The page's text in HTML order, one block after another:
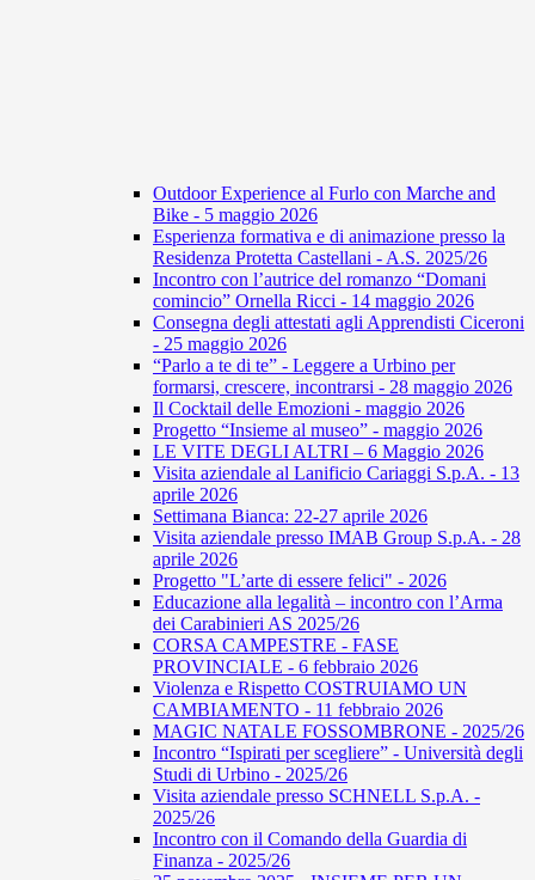
Outdoor Experience al Furlo con Marche and
Bike - 5 maggio 2026
Esperienza formativa e di animazione presso la
Residenza Protetta Castellani - A.S. 2025/26
Incontro con l’autrice del romanzo “Domani
comincio” Ornella Ricci - 14 maggio 2026
Consegna degli attestati agli Apprendisti Ciceroni
- 25 maggio 2026
“Parlo a te di te” - Leggere a Urbino per
formarsi, crescere, incontrarsi - 28 maggio 2026
Il Cocktail delle Emozioni - maggio 2026
Progetto “Insieme al museo” - maggio 2026
LE VITE DEGLI ALTRI – 6 Maggio 2026
Visita aziendale al Lanificio Cariaggi S.p.A. - 13
aprile 2026
Settimana Bianca: 22-27 aprile 2026
Visita aziendale presso IMAB Group S.p.A. - 28
aprile 2026
Progetto "L’arte di essere felici" - 2026
Educazione alla legalità – incontro con l’Arma
dei Carabinieri AS 2025/26
CORSA CAMPESTRE - FASE
PROVINCIALE - 6 febbraio 2026
Violenza e Rispetto COSTRUIAMO UN
CAMBIAMENTO - 11 febbraio 2026
MAGIC NATALE FOSSOMBRONE - 2025/26
Incontro “Ispirati per scegliere” - Università degli
Studi di Urbino - 2025/26
Visita aziendale presso SCHNELL S.p.A. -
2025/26
Incontro con il Comando della Guardia di
Finanza - 2025/26